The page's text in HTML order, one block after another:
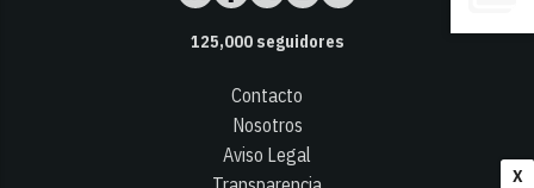
X
125,000seguidores
Contacto
Nosotros
Aviso Legal